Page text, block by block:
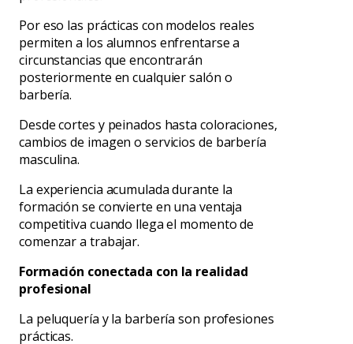
Por eso las prácticas con modelos reales
permiten a los alumnos enfrentarse a
circunstancias que encontrarán
posteriormente en cualquier salón o
barbería.
Desde cortes y peinados hasta coloraciones,
cambios de imagen o servicios de barbería
masculina.
La experiencia acumulada durante la
formación se convierte en una ventaja
competitiva cuando llega el momento de
comenzar a trabajar.
Formación conectada con la realidad
profesional
La peluquería y la barbería son profesiones
prácticas.